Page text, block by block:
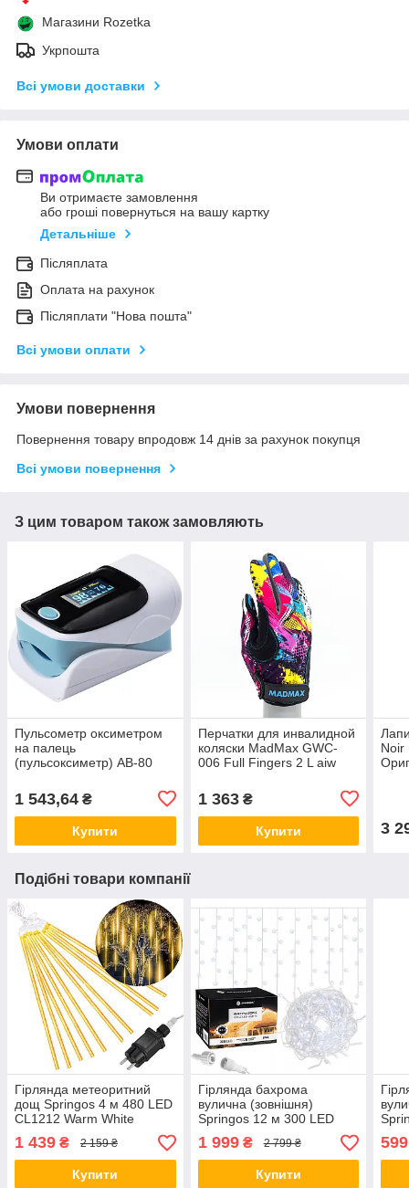
Магазини Rozetka
Укрпошта
Всі умови доставки
Умови оплати
Ви отримаєте замовлення
або гроші повернуться на вашу картку
Детальніше
Післяплата
Оплата на рахунок
Післяплати "Нова пошта"
Всі умови оплати
Умови повернення
Повернення товару впродовж 14 днів за рахунок покупця
Всі умови повернення
З цим товаром також замовляють
Пульсометр оксиметром
на палець
(пульсоксиметр) AB-80
1 543,64 ₴
Купити
Перчатки для инвалидной
коляски MadMax GWC-
006 Full Fingers 2 L aiw
1 363₴
Купити
Noir
3
Подібні товари компанії
Гірлянда метеоритний
дощ Springos 4 м 480 LED
CL1212 Warm White
orig845
1 439 ₴ 2 159 ₴
Купити
Гірлянда бахрома
вулична (зовнішня)
Springos 12 м 300 LED
CL300 Cold White orig1639
1 999₴ 2 799 ₴
Купити
599